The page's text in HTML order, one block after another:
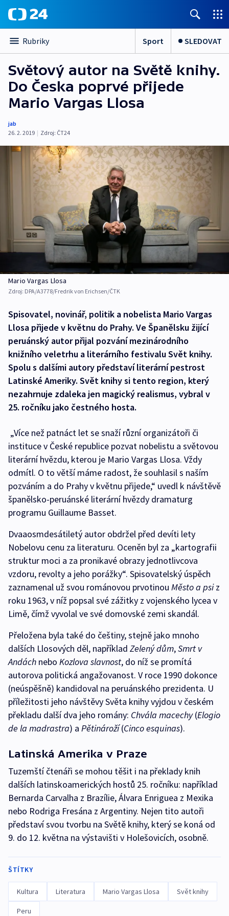
Rubriky Sport SLEDOVAT
Světový autor na Světě knihy.
Do Česka poprvé přijede
Mario Vargas Llosa
jab
26. 2. 2019 | Zdroj: ČT24
Mario Vargas Llosa
Zdroj: DPA/A3778/Fredrik von Erichsen/ČTK
Spisovatel, novinář, politik a nobelista Mario Vargas
Llosa přijede v květnu do Prahy. Ve Španělsku žijící
peruánský autor přijal pozvání mezinárodního
knižního veletrhu a literárního festivalu Svět knihy.
Spolu s dalšími autory představí literární pestrost
Latinské Ameriky. Svět knihy si tento region, který
nezahrnuje zdaleka jen magický realismus, vybral v
25. ročníku jako čestného hosta.
„Více než patnáct let se snaží různí organizátoři či
instituce v České republice pozvat nobelistu a světovou
literární hvězdu, kterou je Mario Vargas Llosa. Vždy
odmítl. O to větší máme radost, že souhlasil s naším
pozváním a do Prahy v květnu přijede,“ uvedl k návštěvě
španělsko-peruánské literární hvězdy dramaturg
programu Guillaume Basset.
Dvaaosmdesátiletý autor obdržel před devíti lety
Nobelovu cenu za literaturu. Oceněn byl za „kartografii
struktur moci a za pronikavé obrazy jednotlivcova
vzdoru, revolty a jeho porážky“. Spisovatelský úspěch
zaznamenal už svou románovou prvotinou Město a psiz
roku 1963, v níž popsal své zážitky z vojenského lycea v
Limě, čímž vyvolal ve své domovské zemi skandál.
Přeložena byla také do češtiny, stejně jako mnoho
dalších Llosových děl, například Zelený dům,Smrt v
Andách nebo Kozlova slavnost, do níž se promítá
autorova politická angažovanost. V roce 1990 dokonce
(neúspěšně) kandidoval na peruánského prezidenta. U
příležitosti jeho návštěvy Světa knihy vyjdou v českém
překladu další dva jeho romány: Chvála macechy(Elogio
de la madrastra) a Pětinároží(Cinco esquinas).
Latinská Amerika v Praze
Tuzemští čtenáři se mohou těšit i na překlady knih
dalších latinskoamerických hostů 25. ročníku: například
Bernarda Carvalha z Brazílie, Álvara Enriguea z Mexika
nebo Rodriga Fresána z Argentiny. Nejen tito autoři
představí svou tvorbu na Světě knihy, který se koná od
9. do 12. května na výstavišti v Holešovicích, osobně.
ŠTÍTKY
Kultura Literatura Mario Vargas Llosa Svět knihy
Peru